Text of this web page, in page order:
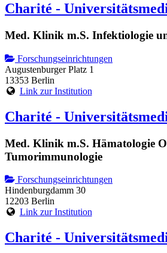
Charité -
Med. Klinik m.S. Infektiologie
Forschungseinrichtungen
Augustenburger Platz 1
13353 Berlin
Link zur Institution
Charité -
Med. Klinik m.S. Hämatologie
Tumorimmunologie
Forschungseinrichtungen
Hindenburgdamm 30
12203 Berlin
Link zur Institution
Charité -